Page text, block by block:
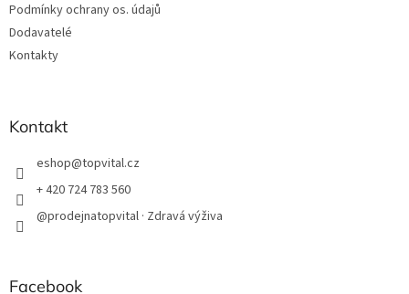
Podmínky ochrany os. údajů
Dodavatelé
Kontakty
Kontakt
eshop@topvital.cz
+ 420 724 783 560
@prodejnatopvital · Zdravá výživa
Facebook